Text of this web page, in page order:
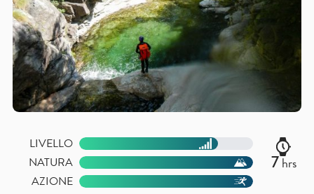
LIVELLO
NATURA
AZIONE
7hrs